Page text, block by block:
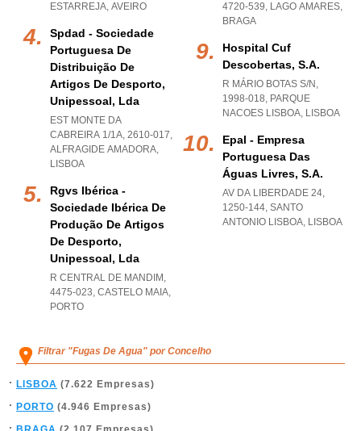
ESTARREJA, AVEIRO
Spdad - Sociedade
Portuguesa De
Distribuição De
Artigos De Desporto,
Unipessoal, Lda
EST MONTE DA
CABREIRA 1/1A, 2610-017,
ALFRAGIDE AMADORA,
LISBOA
Rgvs Ibérica -
Sociedade Ibérica De
Produção De Artigos
De Desporto,
Unipessoal, Lda
R CENTRAL DE MANDIM,
4475-023, CASTELO MAIA,
PORTO
4720-539, LAGO AMARES,
BRAGA
Hospital Cuf
Descobertas, S.a.
R MÁRIO BOTAS S/N,
1998-018, PARQUE
NACOES LISBOA, LISBOA
Epal - Empresa
Portuguesa Das
Águas Livres, S.a.
AV DA LIBERDADE 24,
1250-144, SANTO
ANTONIO LISBOA, LISBOA
Filtrar "Fugas De Agua" por Concelho
LISBOA (7.622 Empresas)
PORTO (4.946 Empresas)